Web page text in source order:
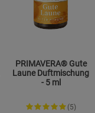
PRIMAVERA® Gute
Laune Duftmischung
- 5 ml
(5)